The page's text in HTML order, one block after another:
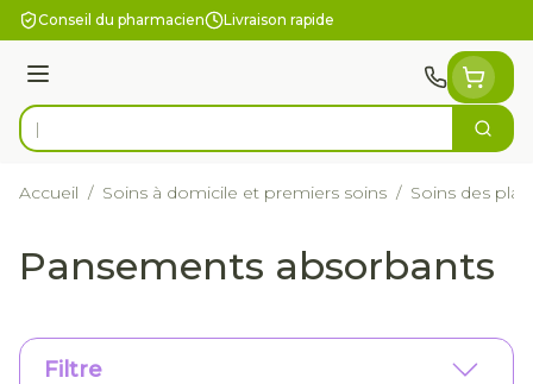
Aller au contenu
Conseil du pharmacien Livraison rapide
Menu
Rechercher
Accueil / Soins à domicile et premiers soins / Soins des
Pansements absorbants
Filtre